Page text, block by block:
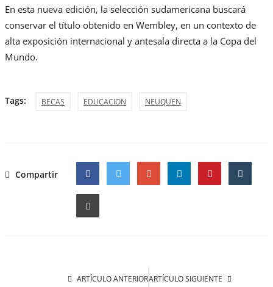
En esta nueva edición, la selección sudamericana buscará
conservar el título obtenido en Wembley, en un contexto de
alta exposición internacional y antesala directa a la Copa del
Mundo.
Tags: BECAS EDUCACION NEUQUEN
Compartir
Facebook
ARTÍCULO ANTERIORARTÍCULO SIGUIENTE